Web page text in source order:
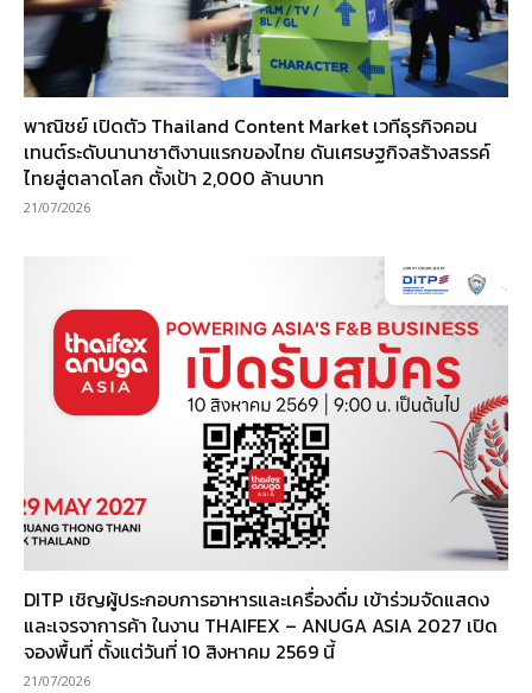
พาณิชย์ เปิดตัว Thailand Content Market เวทีธุรกิจคอน
เทนต์ระดับนานาชาติงานแรกของไทย ดันเศรษฐกิจสร้างสรรค์
ไทยสู่ตลาดโลก ตั้งเป้า 2,000 ล้านบาท
21/07/2026
DITP เชิญผู้ประกอบการอาหารและเครื่องดื่ม เข้าร่วมจัดแสดง
และเจรจาการค้า ในงาน THAIFEX – ANUGA ASIA 2027 เปิด
จองพื้นที่ ตั้งแต่วันที่ 10 สิงหาคม 2569 นี้
21/07/2026